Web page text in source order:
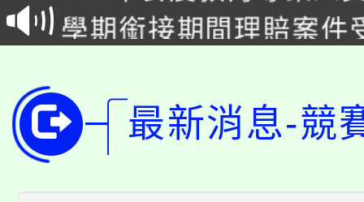
程
學期銜接期間理賠案件
版
公告本校115學年度第
代理(課)教師甄選結果(
「2026金融保險知識
車」活動
最新消息-競